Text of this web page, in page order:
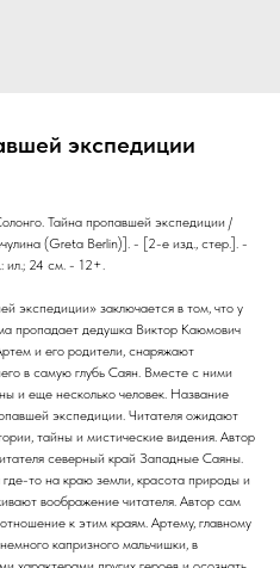
экспедиции
Тайна пропавшей экспедиции /
(Greta Berlin)]. - [2-е изд., стер.]. -
ил.; 24 см. - 12+.
экспедиции» заключается в том, что у
пропадает дедушка Виктор Каюмович
и его родители, снаряжают
в самую глубь Саян. Вместе с ними
и еще несколько человек. Название
экспедиции. Читателя ожидают
тайны и мистические видения. Автор
северный край Западные Саяны.
то на краю земли, красота природы и
воображение читателя. Автор сам
к этим краям. Артему, главному
капризного мальчишки, в